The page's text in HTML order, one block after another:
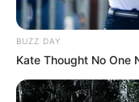
Baca juga:Biodata,
BUZZ DAY
Kate Thought No One